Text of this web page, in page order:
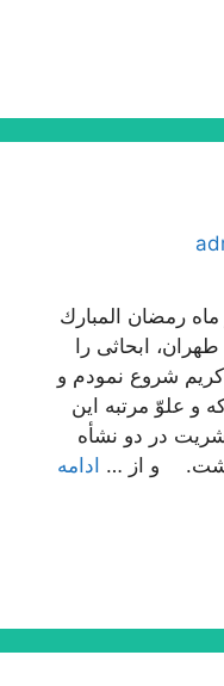
رمضان المبارك
ابحاثى را
شروع نمودم و
و علوّ مرتبه این
در دو نشأه
و از … ادامه